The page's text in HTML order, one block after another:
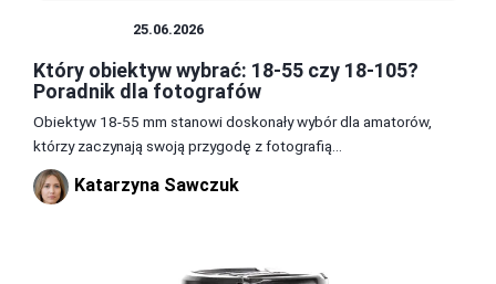
25.06.2026
Który obiektyw wybrać: 18-55 czy 18-105?
Poradnik dla fotografów
Obiektyw 18-55 mm stanowi doskonały wybór dla amatorów,
którzy zaczynają swoją przygodę z fotografią...
Katarzyna Sawczuk